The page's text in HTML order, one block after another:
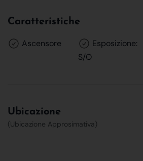
Caratteristiche
Ascensore
Esposizione:
S/O
Ubicazione
(Ubicazione Approsimativa)